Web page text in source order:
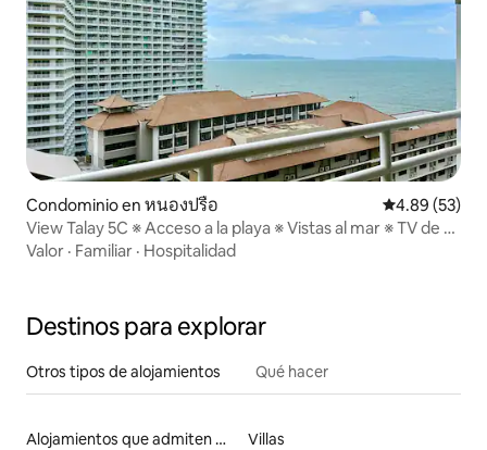
Condominio en หนองปรือ Calificación
4.89 (53)
View Talay 5C ※ Acceso a la playa ※ Vistas al mar ※ TV de 55
pulgadas
Valor · Familiar · Hospitalidad
Destinos para explorar
Otros tipos de alojamientos Qué hacer
Alojamientos que admiten mascotas
Villas